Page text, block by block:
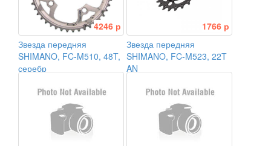
4246 р
Звезда передняя
SHIMANO, FC-M510, 48T,
серебр
1766 р
Звезда передняя
SHIMANO, FC-M523, 22T
AN